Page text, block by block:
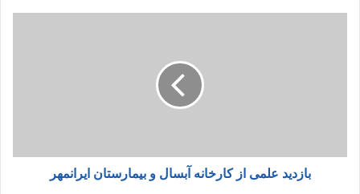
بازدید علمی از کارخانه آبسال و بیمارستان ایرانمهر